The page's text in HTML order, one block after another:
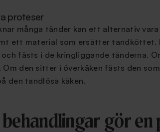
proteser
många tänder kan ett alternativ
ett material som ersätter tandköttet.
fästs i de kringliggande tänderna.
Om den sitter i överkäken fästs den
den tandlösa käken.
gör